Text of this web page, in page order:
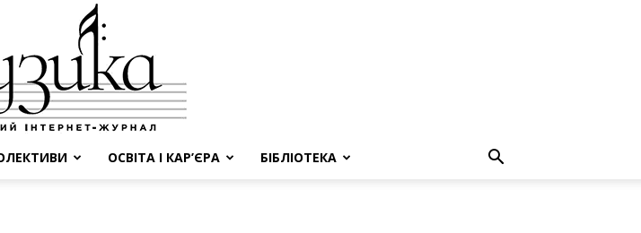
ОСВІТА І КАР’ЄРА БІБЛІОТЕКА